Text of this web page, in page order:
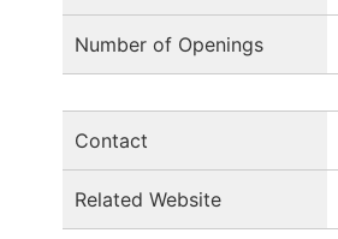
Number of Openings
Contact
Related Website